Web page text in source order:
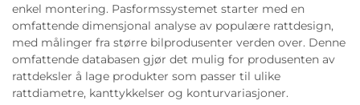
enkel montering. Pasformssystemet starter med en
omfattende dimensjonal analyse av populære rattdesign,
med målinger fra større bilprodusenter verden over. Denne
omfattende databasen gjør det mulig for produsenten av
rattdeksler å lage produkter som passer til ulike
rattdiametre, kanttykkelser og konturvariasjoner.